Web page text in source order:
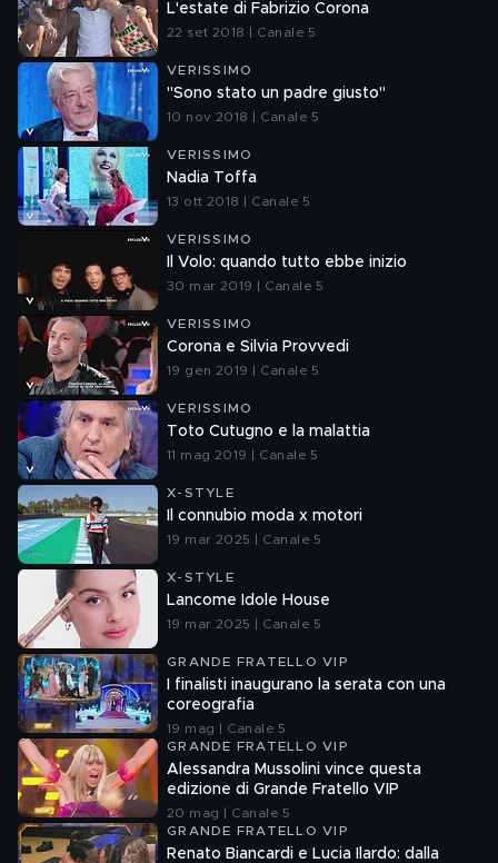
L'estate di Fabrizio Corona
22 set 2018 | Canale 5
VERISSIMO
"Sono stato un padre giusto"
10 nov 2018 | Canale 5
VERISSIMO
Nadia Toffa
13 ott 2018 | Canale 5
VERISSIMO
Il Volo: quando tutto ebbe inizio
30 mar 2019 | Canale 5
VERISSIMO
Corona e Silvia Provvedi
19 gen 2019 | Canale 5
VERISSIMO
Toto Cutugno e la malattia
11 mag 2019 | Canale 5
X-STYLE
Il connubio moda x motori
19 mar 2025 | Canale 5
X-STYLE
Lancome Idole House
19 mar 2025 | Canale 5
GRANDE FRATELLO VIP
I finalisti inaugurano la serata con una
coreografia
19 mag | Canale 5
GRANDE FRATELLO VIP
Alessandra Mussolini vince questa
edizione di Grande Fratello VIP
20 mag | Canale 5
GRANDE FRATELLO VIP
Renato Biancardi e Lucia Ilardo: dalla